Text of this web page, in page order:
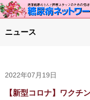
談話室BBS
糖尿病のきほん
ニュース
2022年07月19日
【新型コロナ】ワクチ